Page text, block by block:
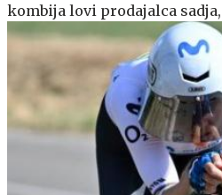
kombija lovi prodajalca